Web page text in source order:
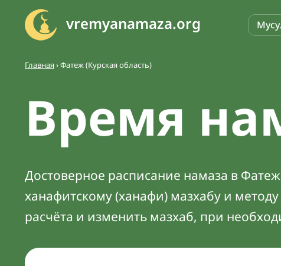
vremyanamaza.org
Главная›Фатеж (Курская область)
Время
Достоверное расписание намаза в
ханафитскому (ханафи) мазхабу и
расчёта и изменить мазхаб, при